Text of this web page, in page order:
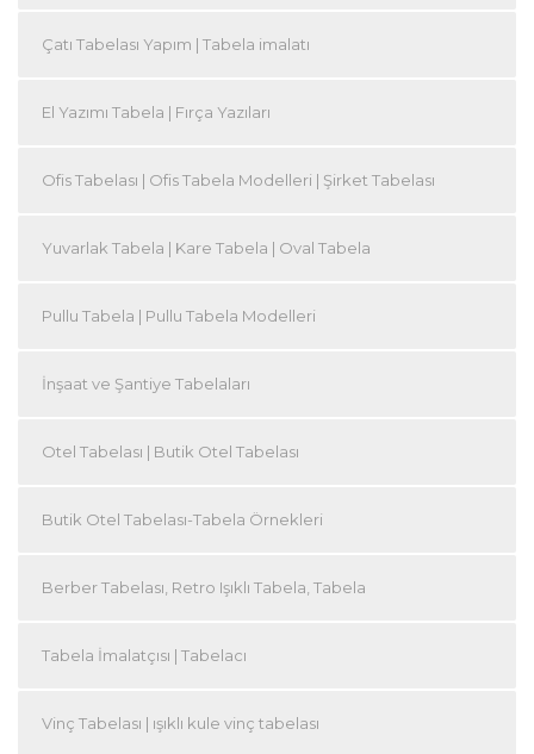
Çatı Tabelası Yapım | Tabela imalatı
El Yazımı Tabela | Fırça Yazıları
Ofis Tabelası | Ofis Tabela Modelleri | Şirket Tabelası
Yuvarlak Tabela | Kare Tabela | Oval Tabela
Pullu Tabela | Pullu Tabela Modelleri
İnşaat ve Şantiye Tabelaları
Otel Tabelası | Butik Otel Tabelası
Butik Otel Tabelası-Tabela Örnekleri
Berber Tabelası, Retro Işıklı Tabela, Tabela
Tabela İmalatçısı | Tabelacı
Vinç Tabelası | ışıklı kule vinç tabelası